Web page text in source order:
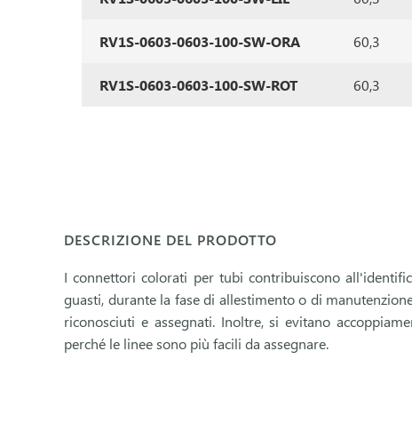
RV1S-0603-0603-100-SW-ORA 60,3
RV1S-0603-0603-100-SW-ROT 60,3
DESCRIZIONE DEL PRODOTTO
I connettori colorati per tubi contribuiscono
guasti, durante la fase di allestimento o di
riconosciuti e assegnati. Inoltre, si evitano
perché le linee sono più facili da assegnare.